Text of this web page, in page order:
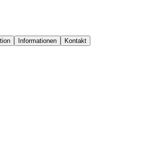
Informationen Kontakt